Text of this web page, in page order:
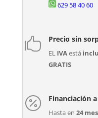
629 58 40 60
 Precio sin
EL IVAestá
GRATIS
 Financiación
Hasta en 24